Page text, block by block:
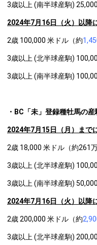
3歳以上 (南半球産駒)
2024年7月16日（火）以降
2歳 100,000 米ドル（約
3歳以上 (北半球産駒)
3歳以上 (南半球産駒)
・BC「未」登録種牡馬の
2024年7月15日（月）まで
2歳 18,000 米ドル（約261万
3歳以上 (北半球産駒)
3歳以上 (南半球産駒)
2024年7月16日（火）以降
2歳 200,000 米ドル（約
3歳以上 (北半球産駒)